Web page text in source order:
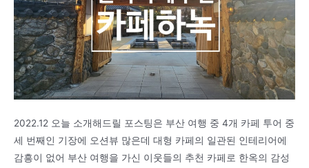
2022.12 오늘 소개해드릴 포스팅은 부산 여행 중 4개 카페 투어 중
세 번째인 기장에 오션뷰 많은데 대형 카페의 일관된 인테리어에
감흥이 없어 부산 여행을 가신 이웃들의 추천 카페로 한옥의 감성